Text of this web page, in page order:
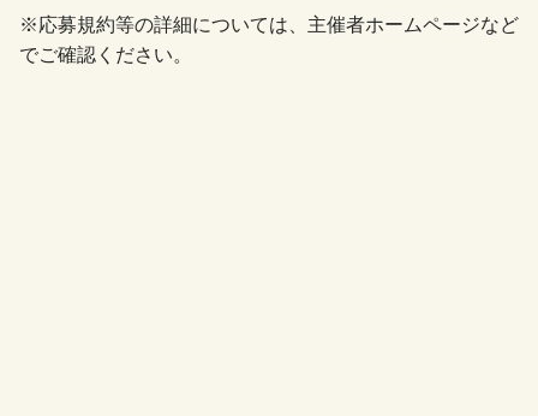
※応募規約等の詳細については、主催者ホームページなど
でご確認ください。